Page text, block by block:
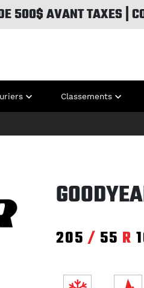
500$ AVANT TAXES |
Classements
205 / 55 R